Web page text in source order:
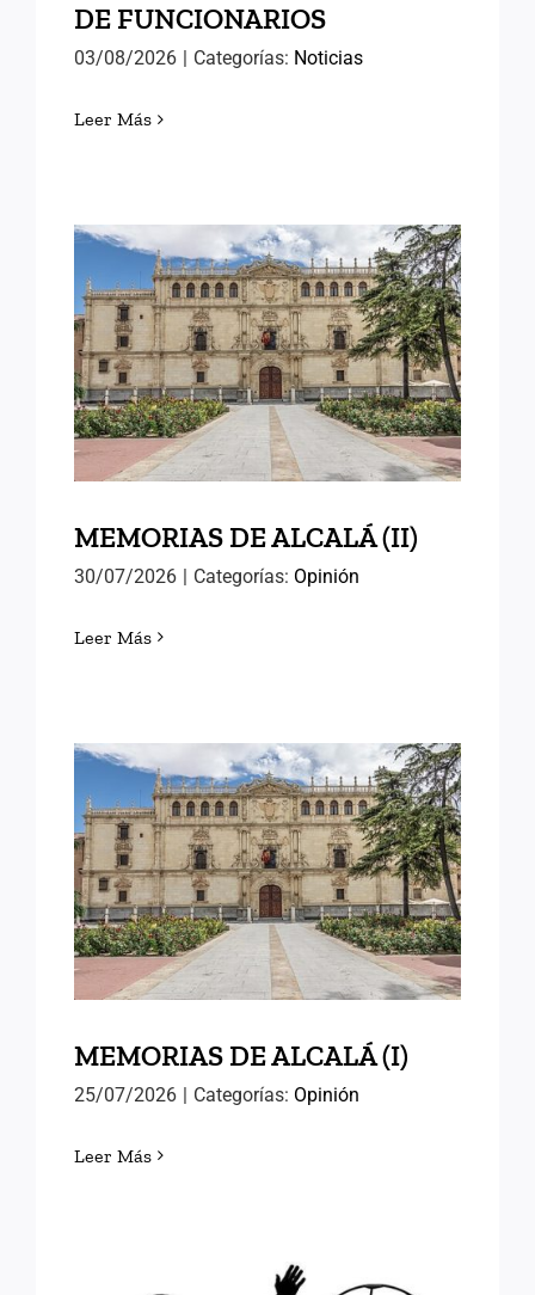
DE FUNCIONARIOS
03/08/2026 | Categorías: Noticias
Leer Más
MEMORIAS DE ALCALÁ (II)
MEMORIAS DE ALCALÁ (II)
30/07/2026 | Categorías: Opinión
Leer Más
MEMORIAS DE ALCALÁ (I)
MEMORIAS DE ALCALÁ (I)
25/07/2026 | Categorías: Opinión
Leer Más